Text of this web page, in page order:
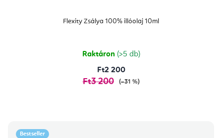
Flexity Zsálya 100% illóolaj 10ml
Raktáron (>5 db)
Ft2 200
Ft3 200 (–31 %)
Bestseller